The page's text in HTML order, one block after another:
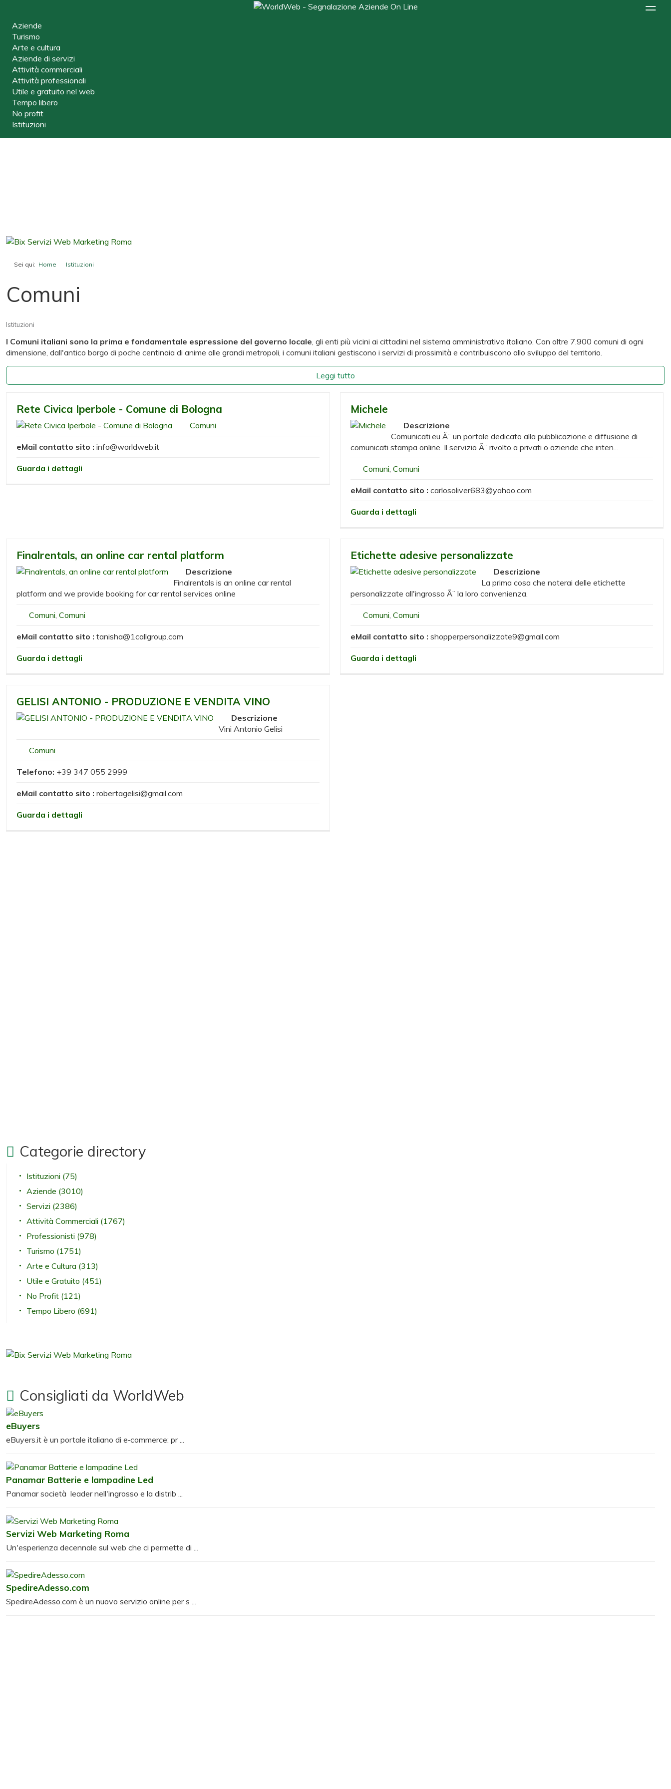
Aziende
Turismo
Arte e cultura
Aziende di servizi
Attività commerciali
Attività professionali
Utile e gratuito nel web
Tempo libero
No profit
Istituzioni
Sei qui: Home Istituzioni
Comuni
Istituzioni
I Comuni italiani sono la prima e fondamentale espressione del governo locale , gli enti più vicini ai cittadini nel sistema amministrativo italiano. Con oltre 7.900 comuni di ogni
dimensione, dall'antico borgo di poche centinaia di anime alle grandi metropoli, i comuni italiani gestiscono i servizi di prossimità e contribuiscono allo sviluppo del territorio.
Leggi tutto
Rete Civica Iperbole - Comune di Bologna
Comuni
eMail contatto sito : info@worldweb.it
Guarda i dettagli
Michele
Descrizione
Comunicati.eu Ã¨ un portale dedicato alla pubblicazione e diffusione di
comunicati stampa online. Il servizio Ã¨ rivolto a privati o aziende che inten...
Comuni Comuni
eMail contatto sito : carlosoliver683@yahoo.com
Guarda i dettagli
Finalrentals, an online car rental platform
Descrizione
Finalrentals is an online car rental
platform and we provide booking for car rental services online
Comuni Comuni
eMail contatto sito : tanisha@1callgroup.com
Guarda i dettagli
Etichette adesive personalizzate
Descrizione
La prima cosa che noterai delle etichette
personalizzate all'ingrosso Ã¨ la loro convenienza.
Comuni Comuni
eMail contatto sito : shopperpersonalizzate9@gmail.com
Guarda i dettagli
GELISI ANTONIO - PRODUZIONE E VENDITA VINO
Descrizione
Vini Antonio Gelisi
Comuni
Telefono: +39 347 055 2999
eMail contatto sito : robertagelisi@gmail.com
Guarda i dettagli
Categorie directory
Istituzioni (75)
Aziende (3010)
Servizi (2386)
Attività Commerciali (1767)
Professionisti (978)
Turismo (1751)
Arte e Cultura (313)
Utile e Gratuito (451)
No Profit (121)
Tempo Libero (691)
Consigliati da WorldWeb
eBuyers
eBuyers.it è un portale italiano di e‑commerce: pr ...
Panamar Batterie e lampadine Led
Panamar società leader nell'ingrosso e la distrib ...
Servizi Web Marketing Roma
Un'esperienza decennale sul web che ci permette di ...
SpedireAdesso.com
SpedireAdesso.com è un nuovo servizio online per s ...